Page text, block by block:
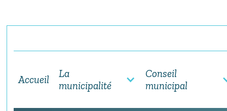
Accueil
La
municipalité
Conseil
municipal